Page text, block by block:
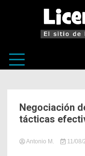
Negociación
tácticas
Antonio M.
11/08/